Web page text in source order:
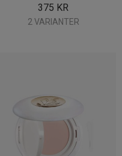
375 KR
2 VARIANTER